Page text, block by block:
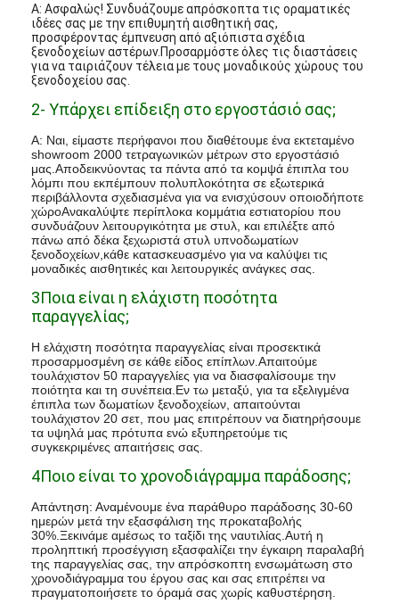
Α: Ασφαλώς! Συνδυάζουμε απρόσκοπτα τις οραματικές
ιδέες σας με την επιθυμητή αισθητική σας,
προσφέροντας έμπνευση από αξιόπιστα σχέδια
ξενοδοχείων αστέρων.Προσαρμόστε όλες τις διαστάσεις
για να ταιριάζουν τέλεια με τους μοναδικούς χώρους του
ξενοδοχείου σας.
2- Υπάρχει επίδειξη στο εργοστάσιό σας;
Α: Ναι, είμαστε περήφανοι που διαθέτουμε ένα εκτεταμένο
showroom 2000 τετραγωνικών μέτρων στο εργοστάσιό
μας.Αποδεικνύοντας τα πάντα από τα κομψά έπιπλα του
λόμπι που εκπέμπουν πολυπλοκότητα σε εξωτερικά
περιβάλλοντα σχεδιασμένα για να ενισχύσουν οποιοδήποτε
χώροΑνακαλύψτε περίπλοκα κομμάτια εστιατορίου που
συνδυάζουν λειτουργικότητα με στυλ, και επιλέξτε από
πάνω από δέκα ξεχωριστά στυλ υπνοδωματίων
ξενοδοχείων,κάθε κατασκευασμένο για να καλύψει τις
μοναδικές αισθητικές και λειτουργικές ανάγκες σας.
3Ποια είναι η ελάχιστη ποσότητα
παραγγελίας;
Η ελάχιστη ποσότητα παραγγελίας είναι προσεκτικά
προσαρμοσμένη σε κάθε είδος επίπλων.Απαιτούμε
τουλάχιστον 50 παραγγελίες για να διασφαλίσουμε την
ποιότητα και τη συνέπεια.Εν τω μεταξύ, για τα εξελιγμένα
έπιπλα των δωματίων ξενοδοχείων, απαιτούνται
τουλάχιστον 20 σετ, που μας επιτρέπουν να διατηρήσουμε
τα υψηλά μας πρότυπα ενώ εξυπηρετούμε τις
συγκεκριμένες απαιτήσεις σας.
4Ποιο είναι το χρονοδιάγραμμα παράδοσης;
Απάντηση: Αναμένουμε ένα παράθυρο παράδοσης 30-60
ημερών μετά την εξασφάλιση της προκαταβολής
30%.Ξεκινάμε αμέσως το ταξίδι της ναυτιλίας.Αυτή η
προληπτική προσέγγιση εξασφαλίζει την έγκαιρη παραλαβή
της παραγγελίας σας, την απρόσκοπτη ενσωμάτωση στο
χρονοδιάγραμμα του έργου σας και σας επιτρέπει να
πραγματοποιήσετε το όραμά σας χωρίς καθυστέρηση.